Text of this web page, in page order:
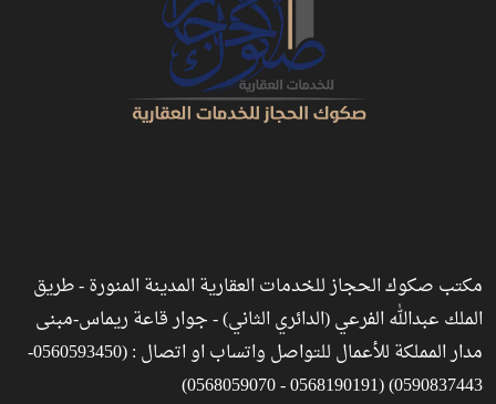
مكتب صكوك الحجاز للخدمات العقارية المدينة المنورة - طريق
الملك عبدالله الفرعي (الدائري الثاني) - جوار قاعة ريماس-مبنى
مدار المملكة للأعمال للتواصل واتساب او اتصال : (0560593450-
0590837443) (0568190191 - 0568059070)